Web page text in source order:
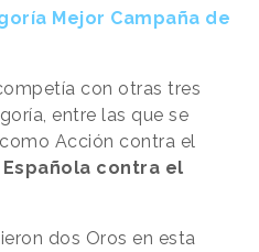
Mejor Campaña de
con otras tres
entre las que se
como Acción contra el
contra el
dos Oros en esta